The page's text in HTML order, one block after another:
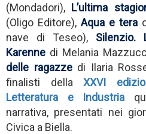
(Mondadori), L’ultima
(Oligo Editore), Aqua e tera
nave di Teseo),
Karenne di Melania
delle ragazze di Ilaria
finalisti della
XXVI
Letteratura e Industria
narrativa, presentati nei
Civica a Biella.